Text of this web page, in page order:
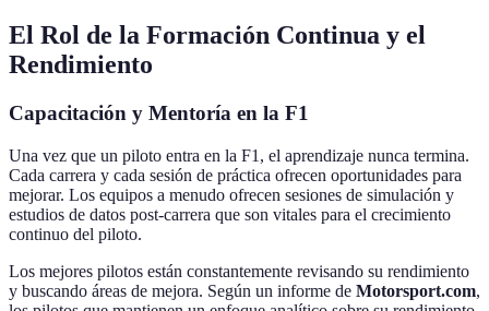
El Rol de la Formación Continua y el
Rendimiento
Capacitación y Mentoría en la F1
Una vez que un piloto entra en la F1, el aprendizaje nunca termina.
Cada carrera y cada sesión de práctica ofrecen oportunidades para
mejorar. Los equipos a menudo ofrecen sesiones de simulación y
estudios de datos post-carrera que son vitales para el crecimiento
continuo del piloto.
Los mejores pilotos están constantemente revisando su rendimiento
y buscando áreas de mejora. Según un informe de Motorsport.com,